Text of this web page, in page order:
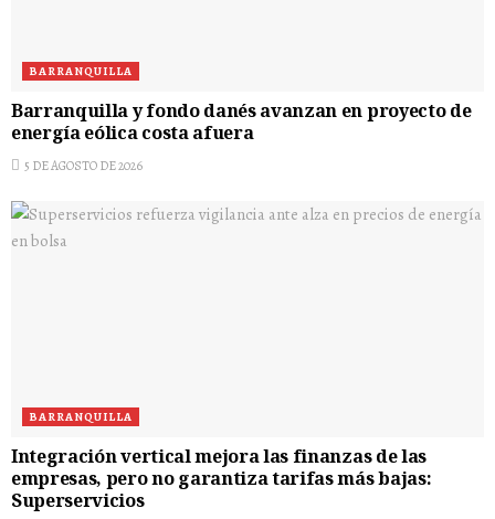
BARRANQUILLA
Barranquilla y fondo danés avanzan en proyecto de
energía eólica costa afuera
5 DE AGOSTO DE 2026
BARRANQUILLA
Integración vertical mejora las finanzas de las
empresas, pero no garantiza tarifas más bajas:
Superservicios